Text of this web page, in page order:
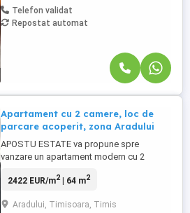
Telefon validat
Repostat automat
Apartament cu 2 camere, loc de
parcare acoperit, zona Aradului
APOSTU ESTATE va propune spre
vanzare un apartament modern cu 2
etajul 1/5, zona Calea Aradului Imobilul se
este compartimentat astfel: - hol de acces
2422 EUR/m2| 64 m2
Aradului, Timisoara, Timis